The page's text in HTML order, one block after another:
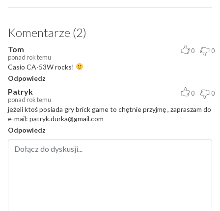
Komentarze (2)
Tom
ponad rok temu
0 0
Casio CA-53W rocks!
Odpowiedz
Patryk
ponad rok temu
0 0
jeżeli ktoś posiada gry brick game to chętnie przyjmę , zapraszam do
e-mail: patryk.durka@gmail.com
Odpowiedz